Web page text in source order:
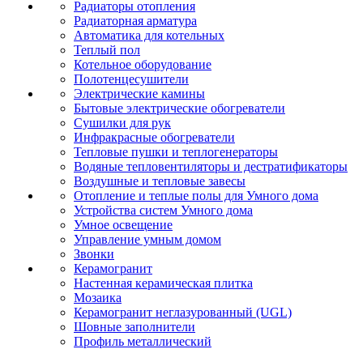
Радиаторы отопления
Радиаторная арматура
Автоматика для котельных
Теплый пол
Котельное оборудование
Полотенцесушители
Электрические камины
Бытовые электрические обогреватели
Сушилки для рук
Инфракрасные обогреватели
Тепловые пушки и теплогенераторы
Водяные тепловентиляторы и дестратификаторы
Воздушные и тепловые завесы
Отопление и теплые полы для Умного дома
Устройства систем Умного дома
Умное освещение
Управление умным домом
Звонки
Керамогранит
Настенная керамическая плитка
Мозаика
Керамогранит неглазурованный (UGL)
Шовные заполнители
Профиль металлический